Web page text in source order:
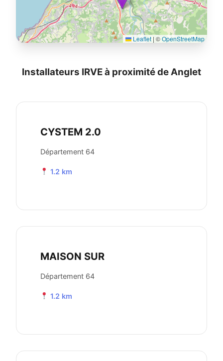
Leaflet | ©OpenStreetMap
Installateurs IRVE à proximité de Anglet
CYSTEM 2.0
Département 64
1.2 km
MAISON SUR
Département 64
1.2 km